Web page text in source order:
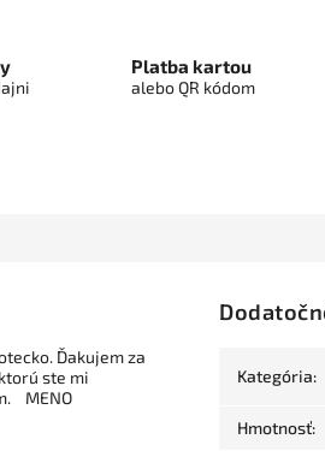
Platba kartou
alebo QR kódom
Ďakujem za
ste mi
MENO
Kategória:
Hmotnosť: